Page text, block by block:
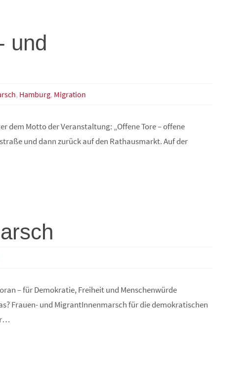
und
, Hamburg, Migration
dem Motto der Veranstaltung: „Offene Tore – offene
und dann zurück auf den Rathausmarkt. Auf der
– für Demokratie, Freiheit und Menschenwürde
Frauen- und MigrantInnenmarsch für die demokratischen